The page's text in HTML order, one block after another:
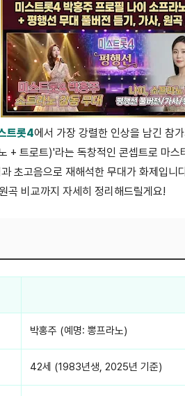
트롯4에서 가장 강렬한 인상을 남긴 참
+ 트로트)'라는 독창적인 콘셉트로 마
초고음으로 재해석한 무대가 화제입니
곡 비교까지 자세히 정리해드릴게요!
박홍주 (예명: 뽕프라노)
42세 (1983년생, 2025년 기준)